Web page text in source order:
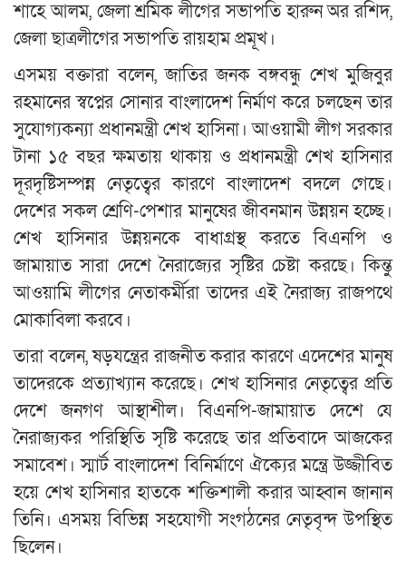
শাহে আলম, জেলা শ্রমিক লীগের সভাপতি হারুন অর রশিদ,
জেলা ছাত্রলীগের সভাপতি রায়হাম প্রমূখ।
এসময় বক্তারা বলেন, জাতির জনক বঙ্গবন্ধু শেখ মুজিবুর
রহমানের স্বপ্নের সোনার বাংলাদেশ নির্মাণ করে চলছেন তার
সুযোগ্যকন্যা প্রধানমন্ত্রী শেখ হাসিনা। আওয়ামী লীগ সরকার
টানা ১৫ বছর ক্ষমতায় থাকায় ও প্রধানমন্ত্রী শেখ হাসিনার
দূরদৃষ্টিসম্পন্ন নেতৃত্বের কারণে বাংলাদেশ বদলে গেছে।
দেশের সকল শ্রেণি-পেশার মানুষের জীবনমান উন্নয়ন হচ্ছে।
শেখ হাসিনার উন্নয়নকে বাধাগ্রস্থ করতে বিএনপি ও
জামায়াত সারা দেশে নৈরাজ্যের সৃষ্টির চেষ্টা করছে। কিন্তু
আওয়ামি লীগের নেতাকর্মীরা তাদের এই নৈরাজ্য রাজপথে
মোকাবিলা করবে।
তারা বলেন, ষড়যন্ত্রের রাজনীত করার কারণে এদেশের মানুষ
তাদেরকে প্রত্যাখ্যান করেছে। শেখ হাসিনার নেতৃত্বের প্রতি
দেশে জনগণ আস্থাশীল। বিএনপি-জামায়াত দেশে যে
নৈরাজ্যকর পরিস্থিতি সৃষ্টি করেছে তার প্রতিবাদে আজকের
সমাবেশ। স্মার্ট বাংলাদেশ বিনির্মাণে ঐক্যের মন্ত্রে উজ্জীবিত
হয়ে শেখ হাসিনার হাতকে শক্তিশালী করার আহ্বান জানান
তিনি। এসময় বিভিন্ন সহযোগী সংগঠনের নেতৃবৃন্দ উপস্থিত
ছিলেন।